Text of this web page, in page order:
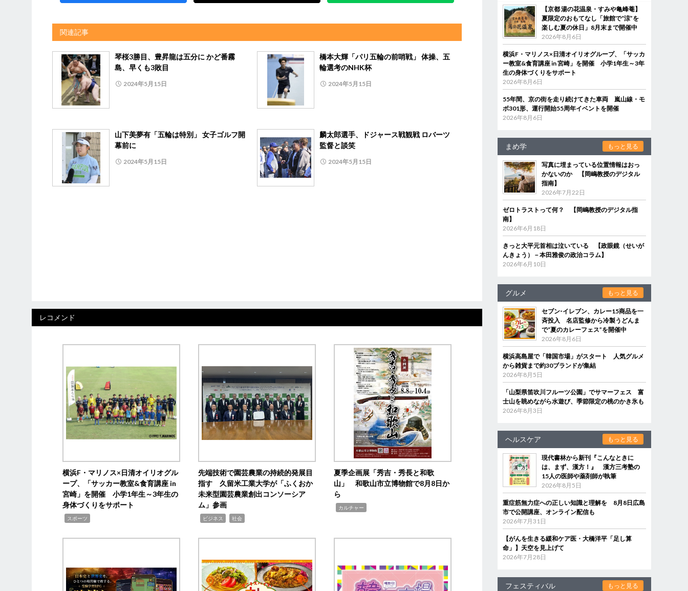
関連記事
琴桜3勝目、豊昇龍は五分に かど番霧
島、早くも3敗目
2024年5月15日
橋本大輝「パリ五輪の前哨戦」 体操、五
輪選考のNHK杯
2024年5月15日
山下美夢有「五輪は特別」 女子ゴルフ開
幕前に
2024年5月15日
麟太郎選手、ドジャース戦観戦 ロバーツ
監督と談笑
2024年5月15日
レコメンド
横浜F・マリノス×日清オイリオグル
ープ、「サッカー教室&食育講座 in
宮崎」を開催 小学1年生～3年生の
身体づくりをサポート
スポーツ
先端技術で園芸農業の持続的発展目
指す 久留米工業大学が「ふくおか
未来型園芸農業創出コンソーシア
ム」参画
ビジネス 社会
夏季企画展「秀吉・秀長と和歌
山」 和歌山市立博物館で8月8日か
ら
カルチャー
【京都 湯の花温泉・すみや亀峰菴】
夏限定のおもてなし「旅館で“涼”を
楽しむ夏の休日」8月末まで開催中
2026年8月6日
横浜F・マリノス×日清オイリオグループ、「サッカ
ー教室&食育講座 in 宮崎」を開催 小学1年生～3年
生の身体づくりをサポート
2026年8月6日
55年間、京の街を走り続けてきた車両 嵐山線・モ
ボ301形、運行開始55周年イベントを開催
2026年8月6日
まめ学 もっと見る
写真に埋まっている位置情報はおっ
かないのか 【岡嶋教授のデジタル
指南】
2026年7月22日
ゼロトラストって何？ 【岡嶋教授のデジタル指
南】
2026年6月18日
きっと大平元首相は泣いている 【政眼鏡（せいが
んきょう）－本田雅俊の政治コラム】
2026年6月10日
グルメ もっと見る
セブン‐イレブン、カレー15商品を一
斉投入 名店監修から冷製うどんま
で“夏のカレーフェス”を開催中
2026年8月6日
横浜高島屋で「韓国市場」がスタート 人気グルメ
から雑貨まで約30ブランドが集結
2026年8月5日
「山梨県笛吹川フルーツ公園」でサマーフェス 富
士山を眺めながら水遊び、季節限定の桃のかき氷も
2026年8月3日
ヘルスケア もっと見る
現代書林から新刊『こんなときに
は、まず、漢方！』 漢方三考塾の
15人の医師や薬剤師が執筆
2026年8月5日
重症筋無力症への正しい知識と理解を 8月8日広島
市で公開講座、オンライン配信も
2026年7月31日
【がんを生きる緩和ケア医・大橋洋平「足し算
命」】天空を見上げて
2026年7月28日
フェスティバル もっと見る